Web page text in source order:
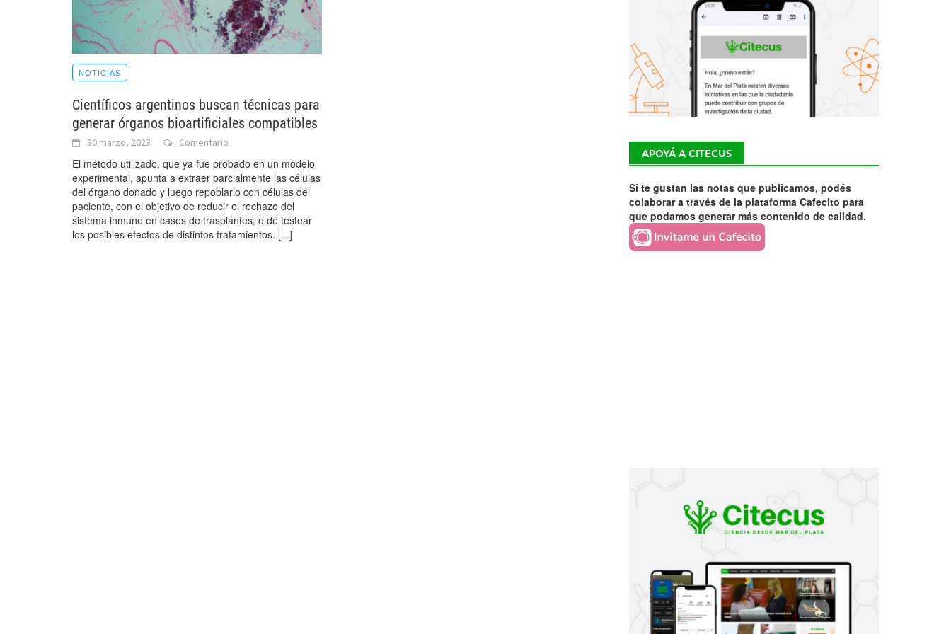
NOTICIAS
Científicos argentinos buscan técnicas para
generar órganos bioartificiales compatibles
30 marzo, 2023 Comentario
El método utilizado, que ya fue probado en un modelo
experimental, apunta a extraer parcialmente las células
del órgano donado y luego repoblarlo con células del
paciente, con el objetivo de reducir el rechazo del
sistema inmune en casos de trasplantes, o de testear
los posibles efectos de distintos tratamientos. [...]
APOYÁ A CITECUS
Si te gustan las notas que publicamos, podés
colaborar a través de la plataforma Cafecito para
que podamos generar más contenido de calidad.